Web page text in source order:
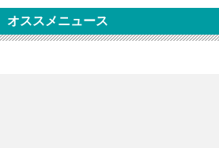
オススメニュース